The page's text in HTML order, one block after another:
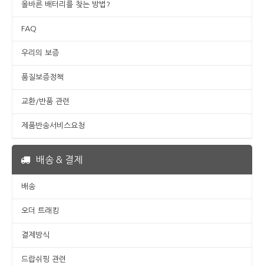
올바른 배터리를 찾는 방법?
FAQ
우리의 보증
품질보증정책
교환/반품 관련
제품반송서비스요청
배송 & 결제
배송
오더 트래킹
결제방식
드랍쉬핑 관련